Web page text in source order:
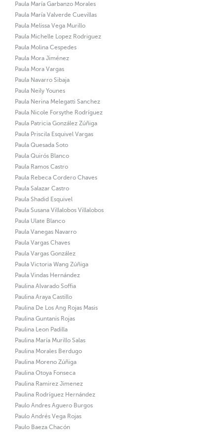
Paula María Garbanzo Morales
Paula María Valverde Cuevillas
Paula Melissa Vega Murillo
Paula Michelle Lopez Rodriguez
Paula Molina Cespedes
Paula Mora Jiménez
Paula Mora Vargas
Paula Navarro Sibaja
Paula Neily Younes
Paula Nerina Melegatti Sanchez
Paula Nicole Forsythe Rodríguez
Paula Patricia González Zúñiga
Paula Priscila Esquivel Vargas
Paula Quesada Soto
Paula Quirós Blanco
Paula Ramos Castro
Paula Rebeca Cordero Chaves
Paula Salazar Castro
Paula Shadid Esquivel
Paula Susana Villalobos Villalobos
Paula Ulate Blanco
Paula Vanegas Navarro
Paula Vargas Chaves
Paula Vargas González
Paula Victoria Wang Zúñiga
Paula Vindas Hernández
Paulina Alvarado Soffia
Paulina Araya Castillo
Paulina De Los Ang Rojas Masis
Paulina Guntanis Rojas
Paulina Leon Padilla
Paulina María Murillo Salas
Paulina Morales Berdugo
Paulina Moreno Zúñiga
Paulina Otoya Fonseca
Paulina Ramirez Jimenez
Paulina Rodríguez Hernández
Paulo Andres Aguero Burgos
Paulo Andrés Vega Rojas
Paulo Baeza Chacón